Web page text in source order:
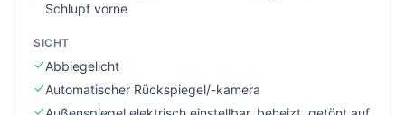
Schlupf vorne
SICHT
Abbiegelicht
Automatischer Rückspiegel/-kamera